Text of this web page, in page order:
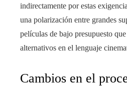
indirectamente por estas
una polarización entre grandes
películas de bajo presupuesto
alternativos en el lenguaje
Cambios en el